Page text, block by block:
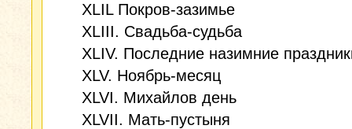
XLIL Покров-зазимье
XLIII. Свадьба-судьба
XLIV. Последние назимние
XLV. Ноябрь-месяц
XLVI. Михайлов день
XLVII. Мать-пустыня